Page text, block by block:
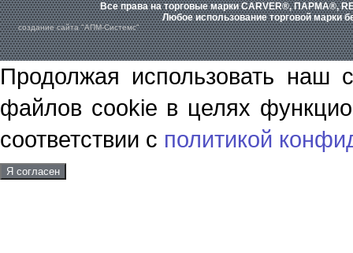
Все права на торговые марки CARVER®, ПАРМА®,
Любое использование торговой марки
создание сайта "АПМ-Системс"
Продолжая использовать наш
файлов cookie в целях
соответствии с политикой
Я согласен